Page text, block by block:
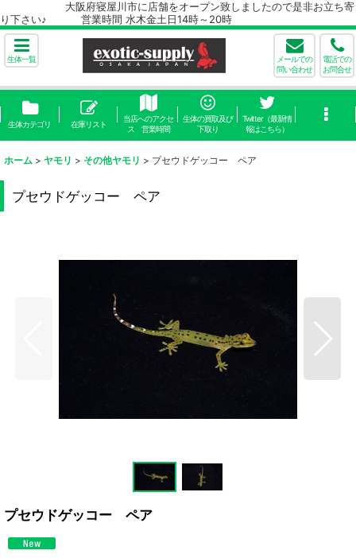
大阪府寝屋川市に店舗をオープン致しましたので是非お立ち寄
り下さい♪ 営業時間 水木金土日14時～20時
生体一覧
メールでの
問い合わせ
電話での
お問合せ
生体カテゴリ 在庫リスト
当店へのアクセ
ス 営業時間
生体の買取及び
下取り
Twitter（最新情
報はこちら）
ホーム > ヤモリ > その他ヤモリ > プセウドゲッコー ペア
プセウドゲッコー ペア
プセウドゲッコー ペア